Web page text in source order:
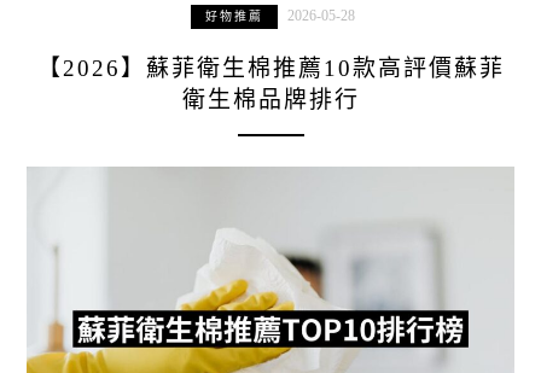
好物推薦 2026-05-28
【2026】蘇菲衛生棉推薦10款高評價蘇菲
衛生棉品牌排行